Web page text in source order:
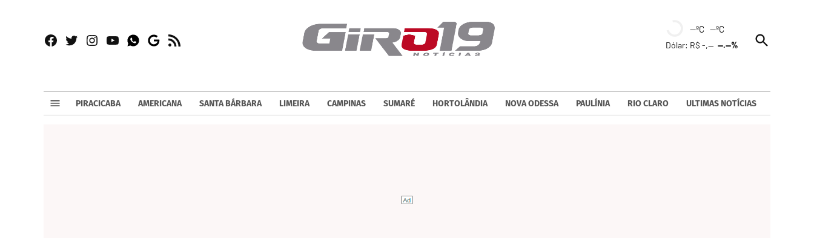
Facebook
TwitterInstagram
YouTubeWhatsapp
Google
RSS
--ºC --ºC
Dólar: R$ -,----.--%
Open
Search
PIRACICABA AMERICANA SANTA BÁRBARA LIMEIRA CAMPINAS SUMARÉ HORTOLÂNDIA NOVA ODESSA PAULÍNIA RIO CLARO ULTIMAS NOTÍCIAS